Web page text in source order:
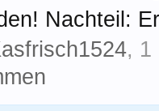
Nachteil:
, 1